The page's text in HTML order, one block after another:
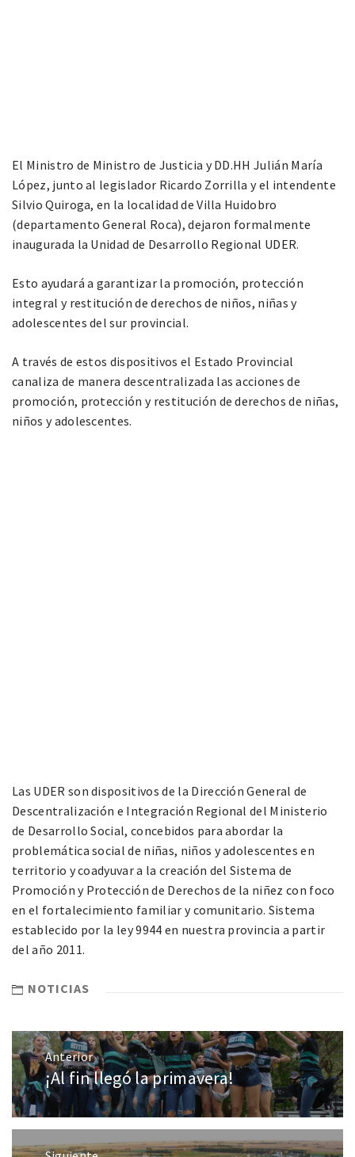
El Ministro de Ministro de Justicia y DD.HH Julián María
López, junto al legislador Ricardo Zorrilla y el intendente
Silvio Quiroga, en la localidad de Villa Huidobro
(departamento General Roca), dejaron formalmente
inaugurada la Unidad de Desarrollo Regional UDER.
Esto ayudará a garantizar la promoción, protección
integral y restitución de derechos de niños, niñas y
adolescentes del sur provincial.
A través de estos dispositivos el Estado Provincial
canaliza de manera descentralizada las acciones de
promoción, protección y restitución de derechos de niñas,
niños y adolescentes.
Las UDER son dispositivos de la Dirección General de
Descentralización e Integración Regional del Ministerio
de Desarrollo Social, concebidos para abordar la
problemática social de niñas, niños y adolescentes en
territorio y coadyuvar a la creación del Sistema de
Promoción y Protección de Derechos de la niñez con foco
en el fortalecimiento familiar y comunitario. Sistema
establecido por la ley 9944 en nuestra provincia a partir
del año 2011.
NOTICIAS
Anterior
¡Al fin llegó la primavera!